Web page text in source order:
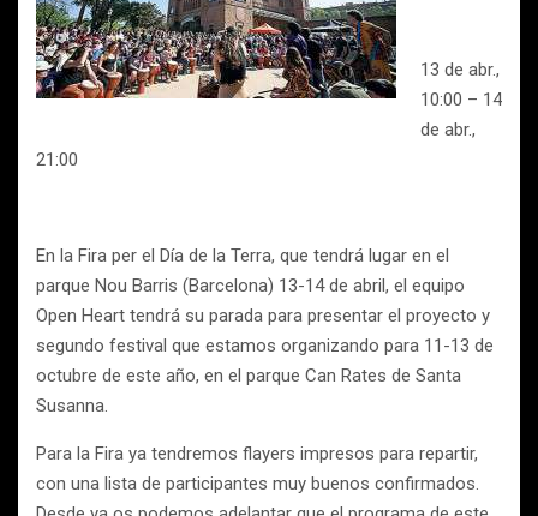
13 de abr.,
10:00 – 14
de abr.,
21:00
En la Fira per el Día de la Terra, que tendrá lugar en el
parque Nou Barris (Barcelona) 13-14 de abril, el equipo
Open Heart tendrá su parada para presentar el proyecto y
segundo festival que estamos organizando para 11-13 de
octubre de este año, en el parque Can Rates de Santa
Susanna.
Para la Fira ya tendremos flayers impresos para repartir,
con una lista de participantes muy buenos confirmados.